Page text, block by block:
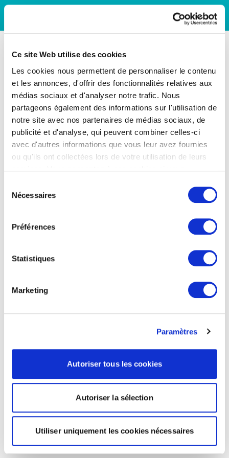
Ce site Web utilise des cookies
Les cookies nous permettent de personnaliser le contenu
et les annonces, d'offrir des fonctionnalités relatives aux
médias sociaux et d'analyser notre trafic. Nous
partageons également des informations sur l'utilisation de
notre site avec nos partenaires de médias sociaux, de
publicité et d'analyse, qui peuvent combiner celles-ci
avec d'autres informations que vous leur avez fournies
ou qu'ils ont collectées lors de votre utilisation de leurs
Nécessaires
Préférences
Statistiques
Marketing
Paramètres
Autoriser tous les cookies
Autoriser la sélection
Utiliser uniquement les cookies nécessaires